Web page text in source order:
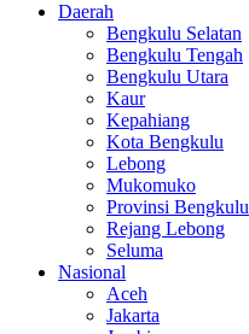
Daerah
Bengkulu Selatan
Bengkulu Tengah
Bengkulu Utara
Kaur
Kepahiang
Kota Bengkulu
Lebong
Mukomuko
Provinsi Bengkulu
Rejang Lebong
Seluma
Nasional
Aceh
Jakarta